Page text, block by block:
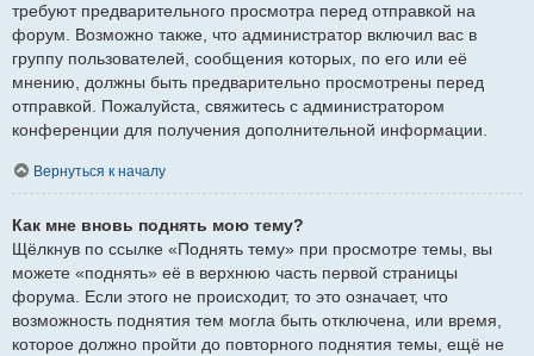
требуют предварительного просмотра перед отправкой на
форум. Возможно также, что администратор включил вас в
группу пользователей, сообщения которых, по его или её
мнению, должны быть предварительно просмотрены перед
отправкой. Пожалуйста, свяжитесь с администратором
конференции для получения дополнительной информации.
Вернуться к началу
Как мне вновь поднять мою тему?
Щёлкнув по ссылке «Поднять тему» при просмотре темы, вы
можете «поднять» её в верхнюю часть первой страницы
форума. Если этого не происходит, то это означает, что
возможность поднятия тем могла быть отключена, или время,
которое должно пройти до повторного поднятия темы, ещё не